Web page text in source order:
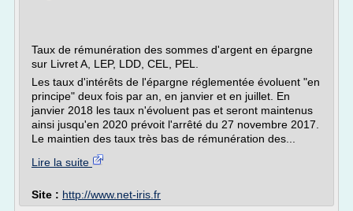
Taux de rémunération des sommes d'argent en épargne
sur Livret A, LEP, LDD, CEL, PEL.
Les taux d'intérêts de l'épargne réglementée évoluent "en
principe" deux fois par an, en janvier et en juillet. En
janvier 2018 les taux n'évoluent pas et seront maintenus
ainsi jusqu'en 2020 prévoit l'arrêté du 27 novembre 2017.
Le maintien des taux très bas de rémunération des...
Lire la suite
Site : http://www.net-iris.fr